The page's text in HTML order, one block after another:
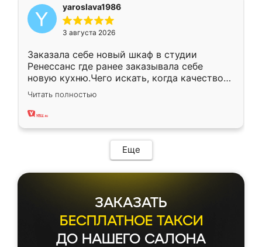
yaroslava1986
3 августа 2026
Заказала себе новый шкаф в студии
Ренессанс где ранее заказывала себе
новую кухню.Чего искать, когда качеством
вполне довольна. Служит кухня уже почти
два года, нареканий нет.
Читать полностью
Еще
ЗАКАЗАТЬ
БЕСПЛАТНОЕ ТАКСИ
ДО НАШЕГО САЛОНА